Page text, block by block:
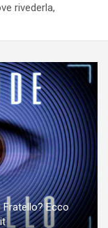
rivederla,
Fratello? Ecco